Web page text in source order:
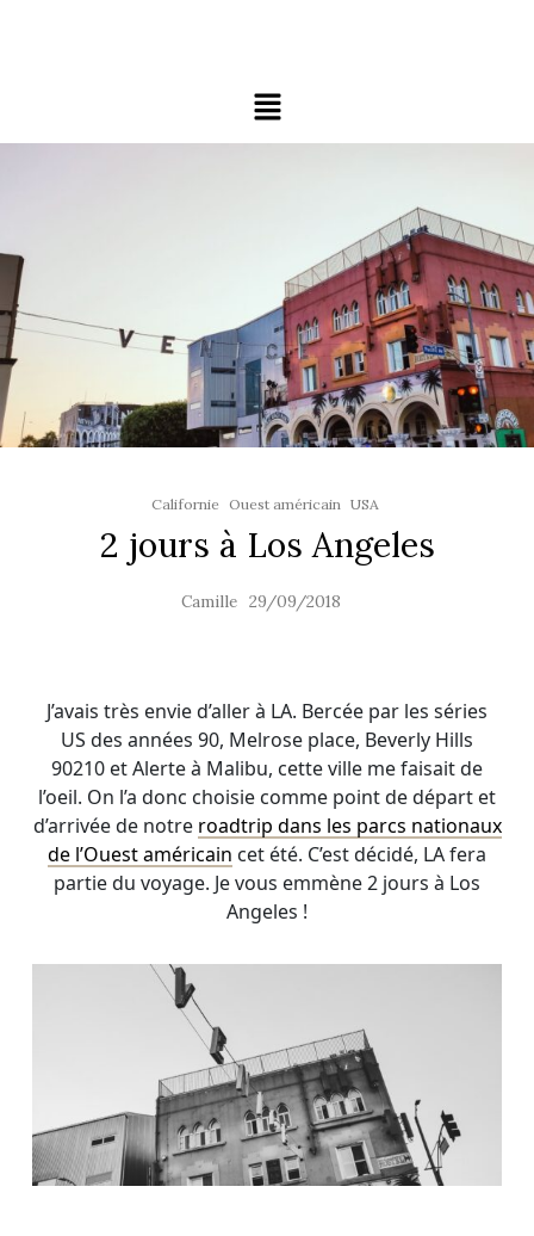
Californie Ouest américain USA
2 jours à Los Angeles
Camille 29/09/2018
J’avais très envie d’aller à LA. Bercée par les séries
US des années 90, Melrose place, Beverly Hills
90210 et Alerte à Malibu, cette ville me faisait de
l’oeil. On l’a donc choisie comme point de départ et
d’arrivée de notre roadtrip dans les parcs nationaux
de l’Ouest américain cet été. C’est décidé, LA fera
partie du voyage. Je vous emmène 2 jours à Los
Angeles !